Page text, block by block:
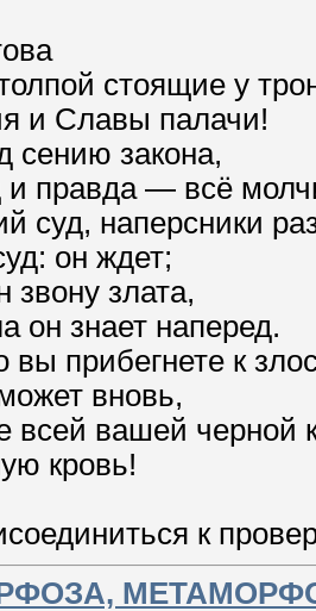
стоящие у
и Славы палачи!
сению закона,
и правда — всё
суд, наперсники
он ждет;
звону злата,
он знает наперед.
вы прибегнете к
вновь,
всей вашей черной
кровь!
к